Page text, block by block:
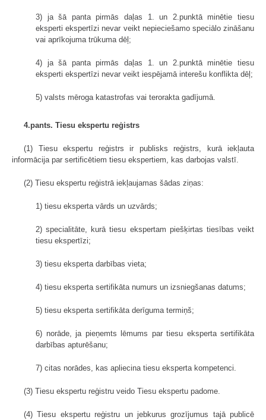
3) ja šā panta pirmās daļas 1. un 2.punktā minētie tiesu
eksperti ekspertīzi nevar veikt nepieciešamo speciālo zināšanu
vai aprīkojuma trūkuma dēļ;
4) ja šā panta pirmās daļas 1. un 2.punktā minētie tiesu
eksperti ekspertīzi nevar veikt iespējamā interešu konflikta dēļ;
5) valsts mēroga katastrofas vai terorakta gadījumā.
4.pants. Tiesu ekspertu reģistrs
(1) Tiesu ekspertu reģistrs ir publisks reģistrs, kurā iekļauta
informācija par sertificētiem tiesu ekspertiem, kas darbojas valstī.
(2) Tiesu ekspertu reģistrā iekļaujamas šādas ziņas:
1) tiesu eksperta vārds un uzvārds;
2) specialitāte, kurā tiesu ekspertam piešķirtas tiesības veikt
tiesu ekspertīzi;
3) tiesu eksperta darbības vieta;
4) tiesu eksperta sertifikāta numurs un izsniegšanas datums;
5) tiesu eksperta sertifikāta derīguma termiņš;
6) norāde, ja pieņemts lēmums par tiesu eksperta sertifikāta
darbības apturēšanu;
7) citas norādes, kas apliecina tiesu eksperta kompetenci.
(3) Tiesu ekspertu reģistru veido Tiesu ekspertu padome.
(4) Tiesu ekspertu reģistru un jebkurus grozījumus tajā publicē